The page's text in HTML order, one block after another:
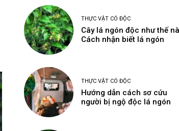
THỰC VẬT CÓ ĐỘC
Cây lá ngón độc như thế
Cách nhận biết lá ngón
THỰC VẬT CÓ ĐỘC
Hướng dẫn cách sơ cứu
người bị ngộ độc lá ngón